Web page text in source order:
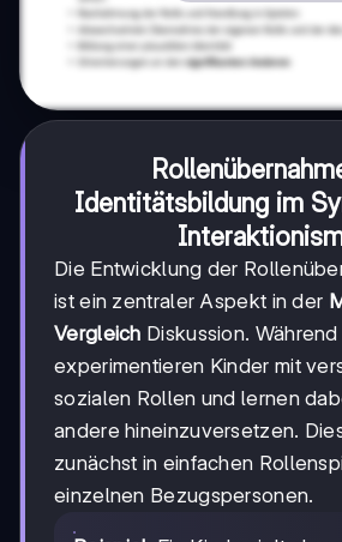
Identitätsbildung im
Die Entwicklung der
ist ein zentraler Aspekt in der
Vergleich Diskussion.
experimentieren Kinder mit
sozialen Rollen und lernen
andere hineinzuversetzen.
zunächst in einfachen
einzelnen Bezugspersonen.